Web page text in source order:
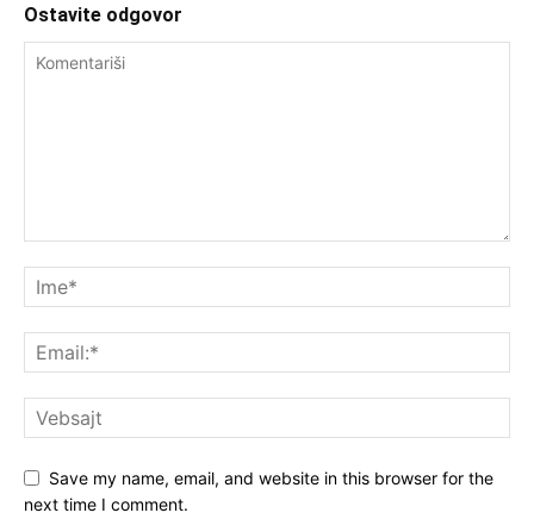
Ostavite odgovor
Save my name, email, and website in this browser for the
next time I comment.